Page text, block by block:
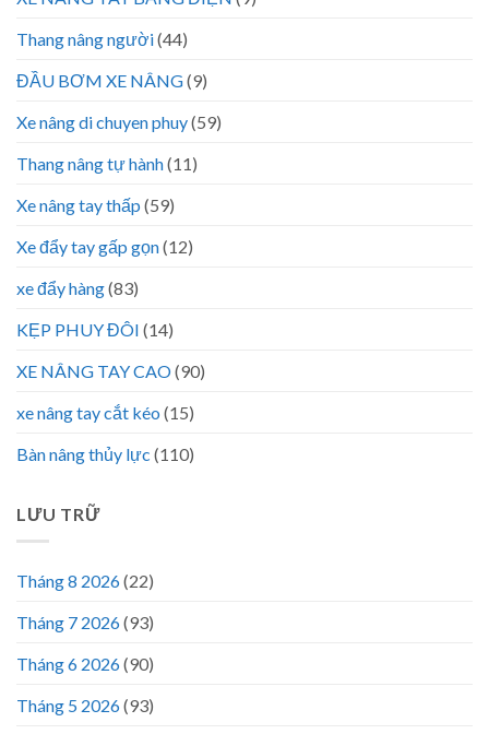
Thang nâng người(44)
ĐẦU BƠM XE NÂNG(9)
Xe nâng di chuyen phuy(59)
Thang nâng tự hành(11)
Xe nâng tay thấp (59)
Xe đẩy tay gấp gọn(12)
xe đẩy hàng(83)
KẸP PHUY ĐÔI (14)
XE NÂNG TAY CAO(90)
xe nâng tay cắt kéo (15)
Bàn nâng thủy lực (110)
LƯU TRỮ
Tháng 8 2026(22)
Tháng 7 2026(93)
Tháng 6 2026(90)
Tháng 5 2026(93)